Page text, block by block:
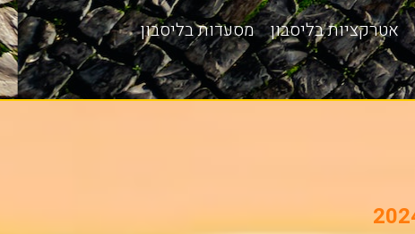
אטרקציות בליסבון
מסעדות בליסבון